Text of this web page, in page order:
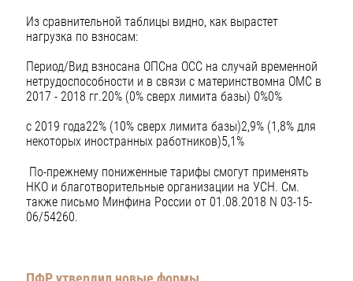
Из сравнительной таблицы видно, как вырастет
нагрузка по взносам:
Период/Вид взносана ОПСна ОСС на случай временной
нетрудоспособности и в связи с материнствомна ОМС в
2017 - 2018 гг.20% (0% сверх лимита базы) 0%0%
с 2019 года22% (10% сверх лимита базы)2,9% (1,8% для
некоторых иностранных работников)5,1%
По-прежнему пониженные тарифы смогут применять
НКО и благотворительные организации на УСН. См.
также письмо Минфина России от 01.08.2018 N 03-15-
06/54260.